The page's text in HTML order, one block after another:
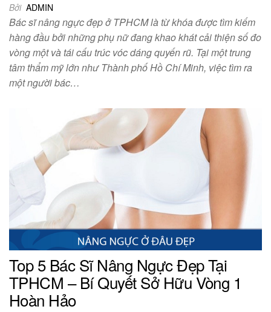
Bởi ADMIN
Bác sĩ nâng ngực đẹp ở TPHCM là từ khóa được tìm kiếm
hàng đầu bởi những phụ nữ đang khao khát cải thiện số đo
vòng một và tái cấu trúc vóc dáng quyến rũ. Tại một trung
tâm thẩm mỹ lớn như Thành phố Hồ Chí Minh, việc tìm ra
một người bác…
Top 5 Bác Sĩ Nâng Ngực Đẹp Tại
TPHCM – Bí Quyết Sở Hữu Vòng 1
Hoàn Hảo